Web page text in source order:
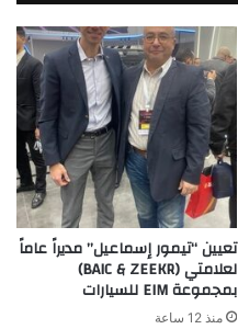
تعيين “تيمور إسماعيل” مديراً عاماً
لعلامتي (BAIC & ZEEKR)
بمجموعة EIM للسيارات
منذ 12 ساعة